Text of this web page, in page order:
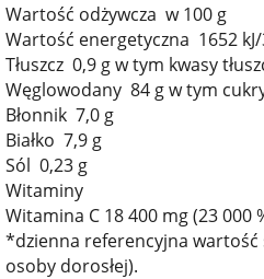
Wartość odżywcza w 100 g
Wartość energetyczna 1652
Tłuszcz 0,9 g w tym kwasy
Węglowodany 84 g w tym
Błonnik 7,0 g
Białko 7,9 g
Sól 0,23 g
Witaminy
Witamina C 18 400 mg (23 000
*dzienna referencyjna wartość
osoby dorosłej).